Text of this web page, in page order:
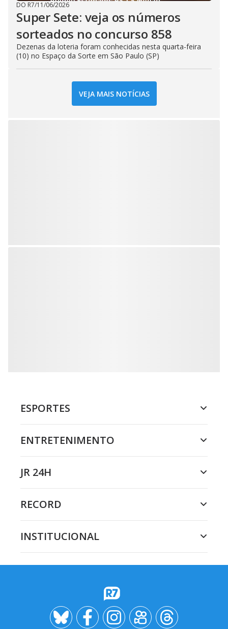
DO R7/11/06/2026
Super Sete: veja os números
sorteados no concurso 858
Dezenas da loteria foram conhecidas nesta quarta-feira
(10) no Espaço da Sorte em São Paulo (SP)
VEJA MAIS NOTÍCIAS
ESPORTES
ENTRETENIMENTO
JR 24H
RECORD
INSTITUCIONAL